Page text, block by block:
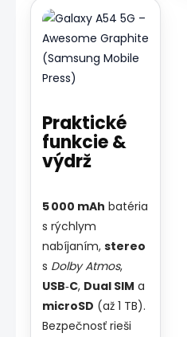
Praktické
funkcie &
výdrž
5 000 mAh batéria
s rýchlym
nabíjaním, stereo
s Dolby Atmos,
USB‑C, Dual SIM a
microSD (až 1 TB).
Bezpečnosť rieši